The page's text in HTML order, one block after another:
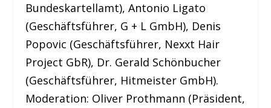
Bundeskartellamt),Antonio Ligato
(Geschäftsführer, G + L GmbH), Denis
Popovic (Geschäftsführer, Nexxt Hair
Project GbR), Dr. Gerald Schönbucher
(Geschäftsführer, Hitmeister GmbH).
Moderation: Oliver Prothmann (Präsident,